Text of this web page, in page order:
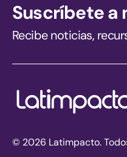
Suscríbete a
Recibe noticias,
© 2026 Latimpacto.